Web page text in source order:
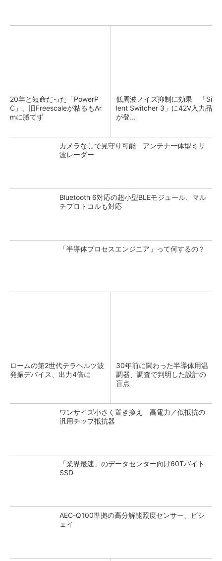
20年と短命だった「PowerP
C」、旧Freescaleが粘るもAr
mに勝てず
低周波ノイズ抑制に効果 「Si
lent Switcher 3」に42V入力品
が登...
カメラなしで見守り可能 アンテナ一体型ミリ
波レーダー
Bluetooth 6対応の超小型BLEモジュール、マル
チプロトコルも対応
「半導体プロセスエンジニア」って何するの？
ロームの第2世代テラヘルツ波
発振デバイス、出力4倍に
30年前に関わった半導体用温
調器、調査で判明した設計の
盲点
ワンサイズ小さく置き換え 高電力／低抵抗の
汎用チップ抵抗器
「業界最速」のデータセンター向け60Tバイト
SSD
AEC-Q100準拠の高分解能照度センサー、ビシ
ェイ